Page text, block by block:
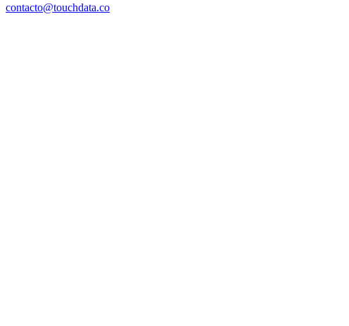
contacto@touchdata.co